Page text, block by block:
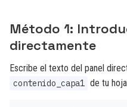
Método 1:
directamente
Escribe el texto del panel
contenido_capa1 de tu